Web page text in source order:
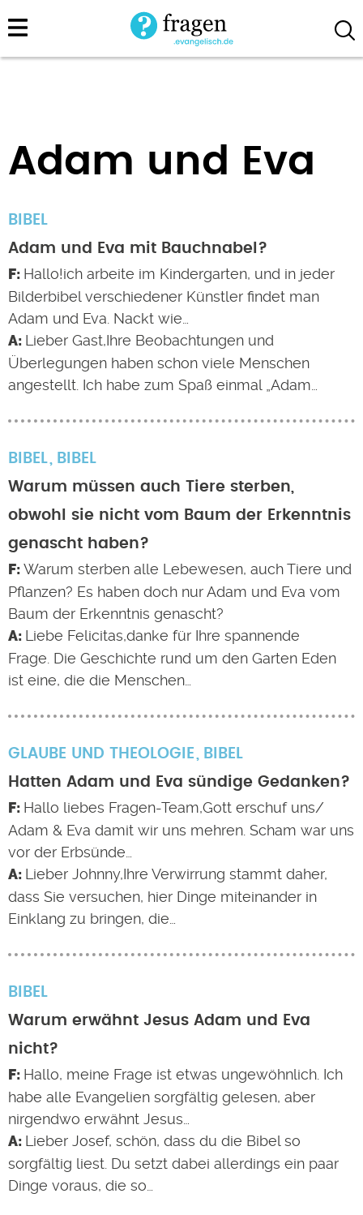
Direkt
zum
Adam und Eva
BIBEL
Adam und Eva mit Bauchnabel?
Hallo!ich arbeite im Kindergarten, und in jeder
Bilderbibel verschiedener Künstler findet man
Adam und Eva. Nackt wie…
Lieber Gast,Ihre Beobachtungen und
Überlegungen haben schon viele Menschen
angestellt. Ich habe zum Spaß einmal „Adam…
BIBEL
BIBEL
Warum müssen auch Tiere sterben,
obwohl sie nicht vom Baum der Erkenntnis
genascht haben?
Warum sterben alle Lebewesen, auch Tiere und
Pflanzen? Es haben doch nur Adam und Eva vom
Baum der Erkenntnis genascht?
Liebe Felicitas,danke für Ihre spannende
Frage. Die Geschichte rund um den Garten Eden
ist eine, die die Menschen…
GLAUBE UND THEOLOGIE
BIBEL
Hatten Adam und Eva sündige Gedanken?
Hallo liebes Fragen-Team,Gott erschuf uns/
Adam & Eva damit wir uns mehren. Scham war uns
vor der Erbsünde…
Lieber Johnny,Ihre Verwirrung stammt daher,
dass Sie versuchen, hier Dinge miteinander in
Einklang zu bringen, die…
BIBEL
Warum erwähnt Jesus Adam und Eva
nicht?
Hallo, meine Frage ist etwas ungewöhnlich. Ich
habe alle Evangelien sorgfältig gelesen, aber
nirgendwo erwähnt Jesus…
Lieber Josef, schön, dass du die Bibel so
sorgfältig liest. Du setzt dabei allerdings ein paar
Dinge voraus, die so…